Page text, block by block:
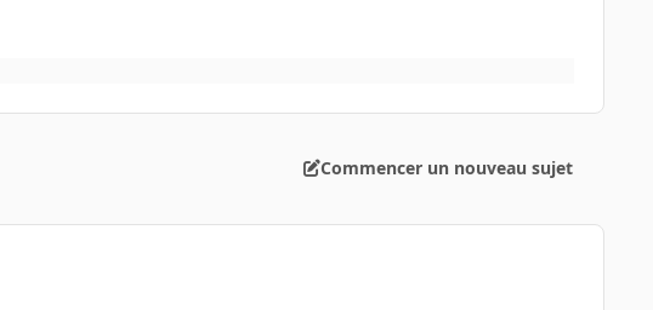
Commencer un nouveau sujet